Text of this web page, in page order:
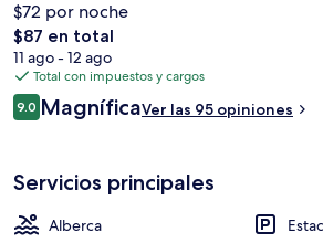
$72 por noche
El
precio
total
es
de
$87 en total
11 ago - 12 ago
Total con impuestos y cargos
Opiniones
9.09.0 de 10,
MagníficaVer las 95 opiniones
Servicios principales
Alberca